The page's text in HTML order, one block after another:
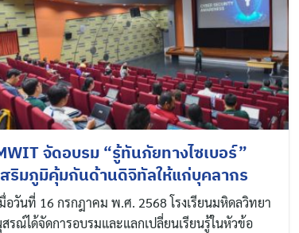
จัดอบรม “รู้ทันภัยทางไซเบอร์”
ริมภูมิคุ้มกันด้านดิจิทัลให้แก่บุคลากร
อวันที่ 16 กรกฎาคม พ.ศ. 2568 โรงเรียนมหิดลวิทยา
รณ์ได้จัดการอบรมและแลกเปลี่ยนเรียนรู้ในหัวข้อ